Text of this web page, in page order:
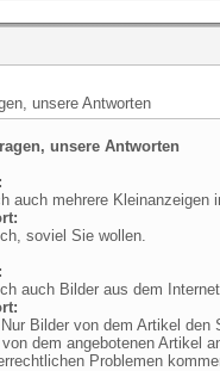
unsere Antworten
unsere Antworten
auch mehrere Kleinanzeigen
soviel Sie wollen.
auch Bilder aus dem
Nur Bilder von dem Artikel
dem angebotenen Artikel
Problemen